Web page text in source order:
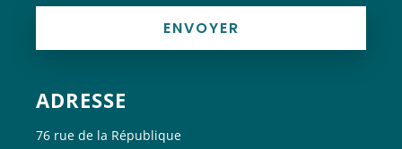
ENVOYER
ADRESSE
76 rue de la République